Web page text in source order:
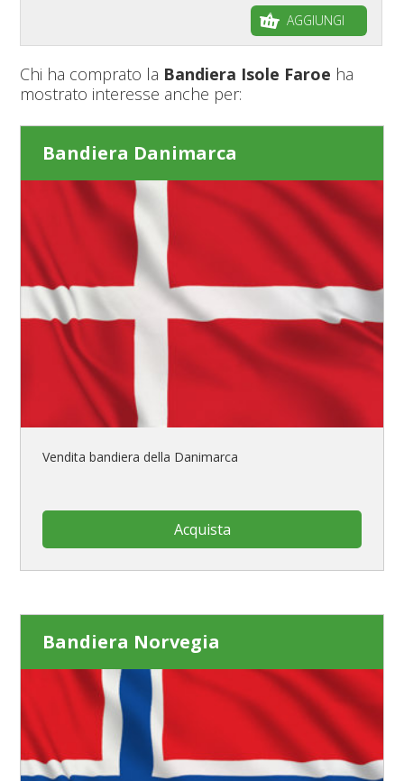
AGGIUNGI
Chi ha comprato la Bandiera Isole Faroe ha
mostrato interesse anche per:
Bandiera Danimarca
Vendita bandiera della Danimarca
Acquista
Bandiera Norvegia